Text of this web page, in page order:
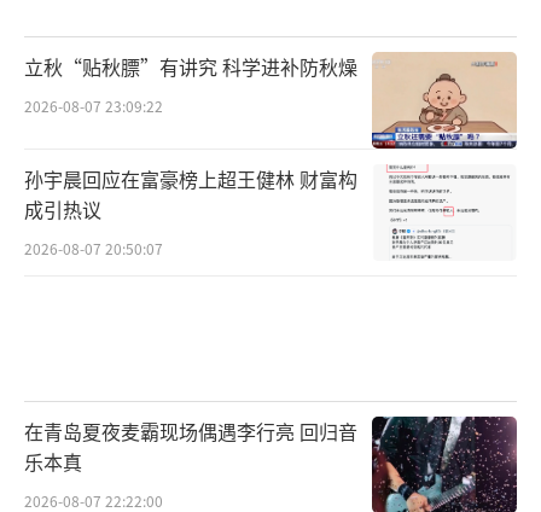
立秋“贴秋膘”有讲究 科学进补防秋燥
2026-08-07 23:09:22
孙宇晨回应在富豪榜上超王健林 财富构
成引热议
2026-08-07 20:50:07
在青岛夏夜麦霸现场偶遇李行亮 回归音
乐本真
2026-08-07 22:22:00